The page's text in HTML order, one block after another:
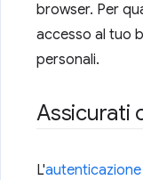
browser. Per
accesso al tuo
personali.
Assicurati
L'autenticazione